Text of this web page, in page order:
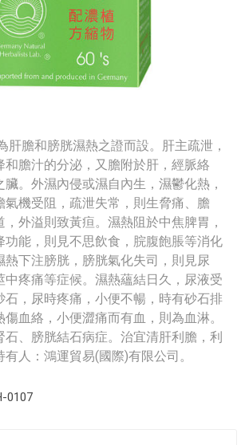
肝膽和膀胱濕熱之證而設。肝主疏泄，
和膽汁的分泌，又膽附於肝，經脈絡
。外濕內侵或濕自內生，濕鬱化熱，
氣機受阻，疏泄失常，則生脅痛、膽
外溢則致黃疸。濕熱阻於中焦脾胃，
功能，則見不思飲食，脘腹飽脹等消化
熱下注膀胱，膀胱氣化失司，則見尿
中疼痛等症候。濕熱蘊結日久，尿液受
石，尿時疼痛，小便不暢，時有砂石排
血絡，小便澀痛而有血，則為血淋。
石、膀胱結石病症。治宜清肝利膽，利
人：鴻運貿易(國際)有限公司。
0107